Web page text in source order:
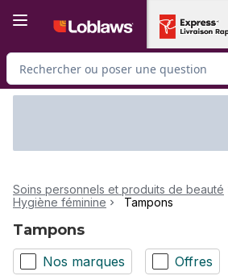
Rechercher des produits
Soins personnels et produits de beauté
Hygiène féminine
Tampons
Tampons
Nos marques Offres